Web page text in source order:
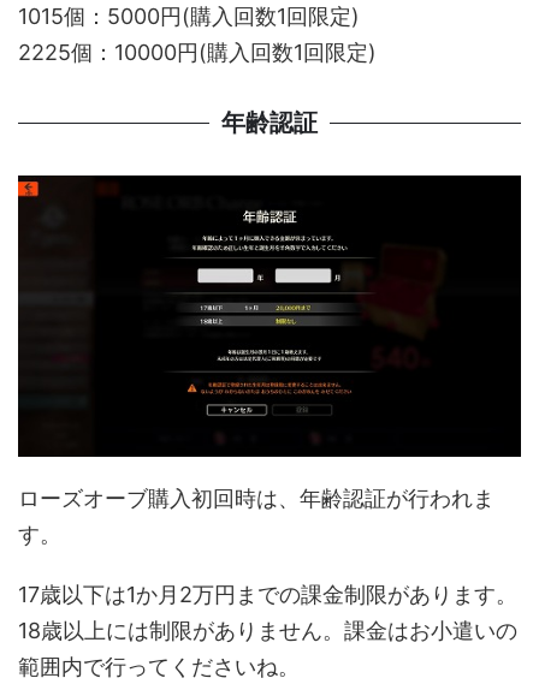
1015個：5000円(購入回数1回限定)
2225個：10000円(購入回数1回限定)
年齢認証
ローズオーブ購入初回時は、年齢認証が行われま
す。
17歳以下は1か月2万円までの課金制限があります。
18歳以上には制限がありません。課金はお小遣いの
範囲内で行ってくださいね。